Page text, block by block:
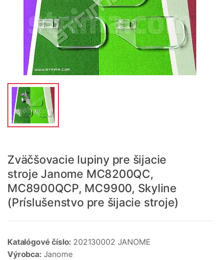
Zväčšovacie lupiny pre šijacie
stroje Janome MC8200QC,
MC8900QCP, MC9900, Skyline
(Príslušenstvo pre šijacie stroje)
Katalógové číslo: 202130002 JANOME
Výrobca: Janome